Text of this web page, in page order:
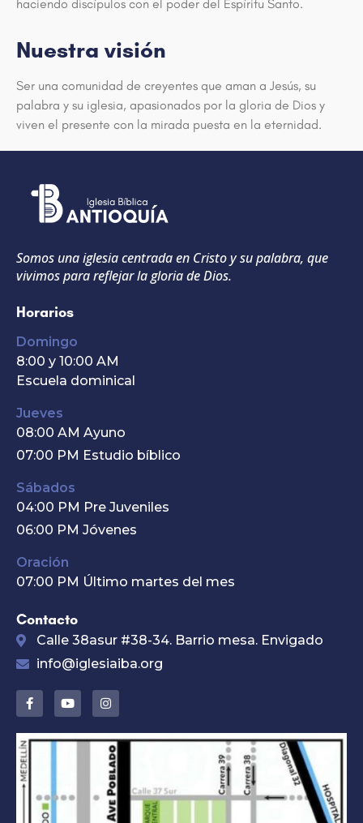
haciendo discípulos con el poder del Espíritu Santo.
Nuestra visión
Ser una comunidad de creyentes que aman a Jesús, su
palabra y su iglesia, apasionados por la gloria de Dios y
viven el presente con la mirada puesta en la eternidad.
Somos una iglesia centrada en Cristo y su palabra, que
vivimos para reflejar la gloria de Dios.
Horarios
Domingo
8:00 y 10:00 AM
Escuela dominical
Jueves
08:00 AM Ayuno
07:00 PM Estudio bíblico
Sábados
04:00 PM Pre Juveniles
06:00 PM Jóvenes
Oración
07:00 PM Último martes del mes
Contacto
Calle 38asur #38-34. Barrio mesa. Envigado
info@iglesiaiba.org